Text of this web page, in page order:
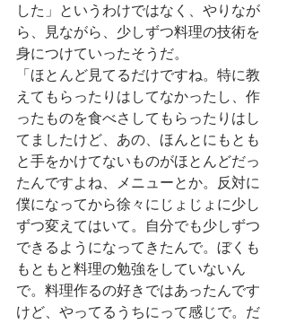
した」というわけではなく、やりなが
ら、見ながら、少しずつ料理の技術を
身につけていったそうだ。
「ほとんど見てるだけですね。特に教
えてもらったりはしてなかったし、作
ったものを食べさしてもらったりはし
てましたけど、あの、ほんとにもとも
と手をかけてないものがほとんどだっ
たんですよね、メニューとか。反対に
僕になってから徐々にじょじょに少し
ずつ変えてはいて。自分でも少しずつ
できるようになってきたんで。ぼくも
もともと料理の勉強をしていないん
で。料理作るの好きではあったんです
けど、やってるうちにって感じで。だ